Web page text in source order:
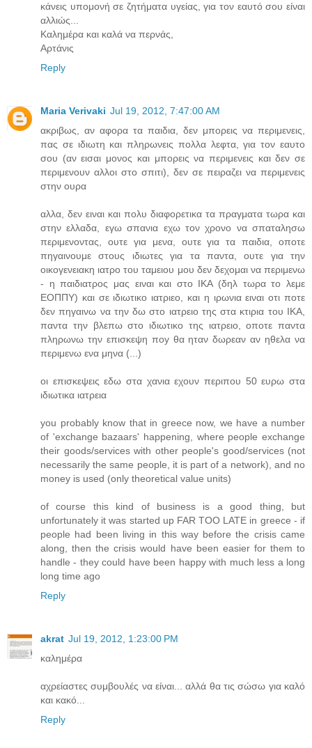
κάνεις υπομονή σε ζητήματα υγείας, για τον εαυτό σου είναι
αλλιώς...
Καλημέρα και καλά να περνάς,
Αρτάνις
Reply
Maria Verivaki Jul 19, 2012, 7:47:00 AM
ακριβως, αν αφορα τα παιδια, δεν μπορεις να περιμενεις,
πας σε ιδιωτη και πληρωνεις πολλα λεφτα, για τον εαυτο
σου (αν εισαι μονος και μπορεις να περιμενεις και δεν σε
περιμενουν αλλοι στο σπιτι), δεν σε πειραζει να περιμενεις
στην ουρα
αλλα, δεν ειναι και πολυ διαφορετικα τα πραγματα τωρα και
στην ελλαδα, εγω σπανια εχω τον χρονο να σπαταλησω
περιμενοντας, ουτε για μενα, ουτε για τα παιδια, οποτε
πηγαινουμε στους ιδιωτες για τα παντα, ουτε για την
οικογενειακη ιατρο του ταμειου μου δεν δεχομαι να περιμενω
- η παιδιατρος μας ειναι και στο ΙΚΑ (δηλ τωρα το λεμε
ΕΟΠΠΥ) και σε ιδιωτικο ιατριεο, και η ιρωνια ειναι οτι ποτε
δεν πηγαινω να την δω στο ιατρειο της στα κτιρια του ΙΚΑ,
παντα την βλεπω στο ιδιωτικο της ιατρειο, οποτε παντα
πληρωνω την επισκεψη ποy θα ηταν δωρεαν αν ηθελα να
περιμενω ενα μηνα (...)
οι επισκεψεις εδω στα χανια εχουν περιπου 50 ευρω στα
ιδιωτικα ιατρεια
you probably know that in greece now, we have a number
of 'exchange bazaars' happening, where people exchange
their goods/services with other people's good/services (not
necessarily the same people, it is part of a network), and no
money is used (only theoretical value units)
of course this kind of business is a good thing, but
unfortunately it was started up FAR TOO LATE in greece - if
people had been living in this way before the crisis came
along, then the crisis would have been easier for them to
handle - they could have been happy with much less a long
long time ago
Reply
akrat Jul 19, 2012, 1:23:00 PM
καλημέρα
αχρείαστες συμβουλές να είναι... αλλά θα τις σώσω για καλό
και κακό...
Reply